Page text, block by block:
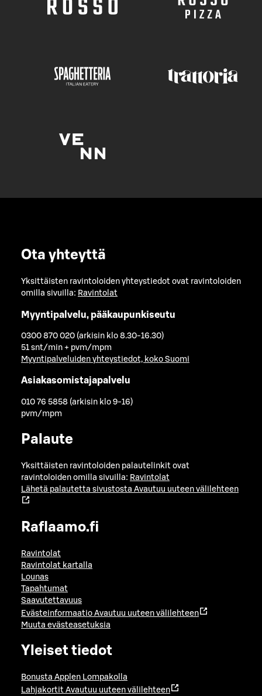
Ota yhteyttä
Yksittäisten ravintoloiden yhteystiedot ovat ravintoloiden
omilla sivuilla: Ravintolat
Myyntipalvelu, pääkaupunkiseutu
0300 870 020 (arkisin klo 8.30-16.30)
51 snt/min + pvm/mpm
Myyntipalveluiden yhteystiedot, koko Suomi
Asiakasomistajapalvelu
010 76 5858 (arkisin klo 9-16)
pvm/mpm
Palaute
Yksittäisten ravintoloiden palautelinkit ovat
ravintoloiden omilla sivuilla: Ravintolat
Lähetä palautetta sivustosta Avautuu uuteen välilehteen
Raflaamo.fi
Ravintolat
Ravintolat kartalla
Lounas
Tapahtumat
Saavutettavuus
Evästeinformaatio Avautuu uuteen välilehteen
Muuta evästeasetuksia
Yleiset tiedot
Bonusta Applen Lompakolla
Lahjakortit Avautuu uuteen välilehteen